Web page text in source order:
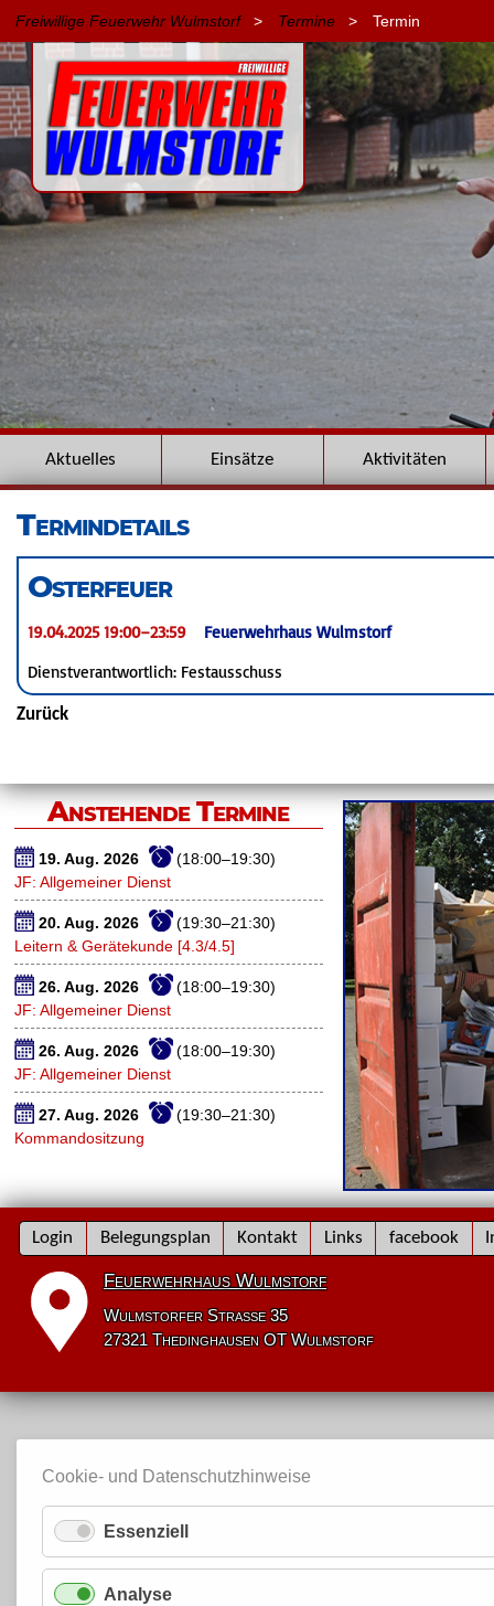
Freiwillige Feuerwehr Wulmstorf> Termine > Termin
NavigationAktuelles Einsätze Aktivitäten
Termindetails
Osterfeuer
19.04.2025 19:00–23:59
Feuerwehrhaus Wulmstorf
Dienstverantwortlich: Festausschuss
Zurück
Anstehende Termine
19. Aug. 2026
(18:00–19:30)
JF: Allgemeiner Dienst
20. Aug. 2026
(19:30–21:30)
Leitern & Gerätekunde [4.3/4.5]
26. Aug. 2026
(18:00–19:30)
JF: Allgemeiner Dienst
26. Aug. 2026
(18:00–19:30)
JF: Allgemeiner Dienst
27. Aug. 2026
(19:30–21:30)
Kommandositzung
Navigation
überspringen
Login Belegungsplan Kontakt Links facebook
Feuerwehrhaus Wulmstorf
Wulmstorfer Straße 35
27321 Thedinghausen OT Wulmstorf
Cookie- und Datenschutzhinweise
Essenziell
Analyse